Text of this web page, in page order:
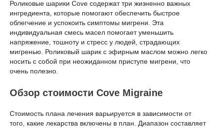
Роликовые шарики Cove содержат три жизненно важных
ингредиента, которые помогают обеспечить быстрое
облегчение и успокоить симптомы мигрени. Эта
индивидуальная смесь масел помогает уменьшить
напряжение, тошноту и стресс у людей, страдающих
мигренью. Роликовый шарик с эфирным маслом можно легко
носить с собой при неожиданном приступе мигрени, что
очень полезно.
Обзор стоимости Cove Migraine
Стоимость плана лечения варьируется в зависимости от
того, какие лекарства включены в план. Диапазон составляет